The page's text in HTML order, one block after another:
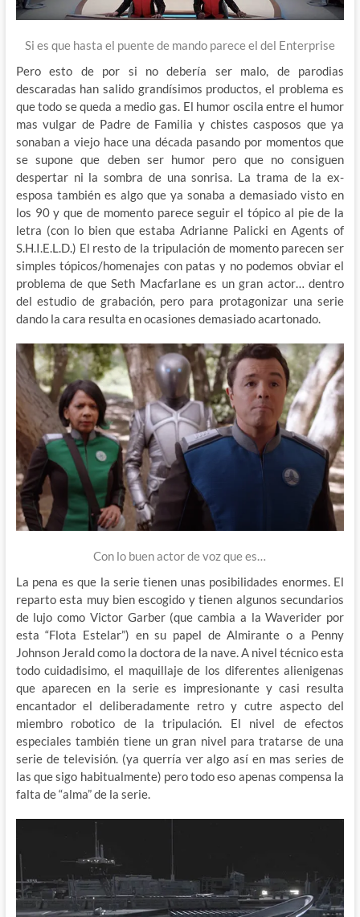
Si es que hasta el puente de mando parece el del Enterprise
Pero esto de por si no debería ser malo, de parodias
descaradas han salido grandísimos productos, el problema es
que todo se queda a medio gas. El humor oscila entre el humor
mas vulgar de Padre de Familia y chistes casposos que ya
sonaban a viejo hace una década pasando por momentos que
se supone que deben ser humor pero que no consiguen
despertar ni la sombra de una sonrisa. La trama de la ex-
esposa también es algo que ya sonaba a demasiado visto en
los 90 y que de momento parece seguir el tópico al pie de la
letra (con lo bien que estaba Adrianne Palicki en Agents of
S.H.I.E.L.D.) El resto de la tripulación de momento parecen ser
simples tópicos/homenajes con patas y no podemos obviar el
problema de que Seth Macfarlane es un gran actor… dentro
del estudio de grabación, pero para protagonizar una serie
dando la cara resulta en ocasiones demasiado acartonado.
Con lo buen actor de voz que es…
La pena es que la serie tienen unas posibilidades enormes. El
reparto esta muy bien escogido y tienen algunos secundarios
de lujo como Victor Garber (que cambia a la Waverider por
esta “Flota Estelar”) en su papel de Almirante o a Penny
Johnson Jerald como la doctora de la nave. A nivel técnico esta
todo cuidadisimo, el maquillaje de los diferentes alienigenas
que aparecen en la serie es impresionante y casi resulta
encantador el deliberadamente retro y cutre aspecto del
miembro robotico de la tripulación. El nivel de efectos
especiales también tiene un gran nivel para tratarse de una
serie de televisión. (ya querría ver algo así en mas series de
las que sigo habitualmente) pero todo eso apenas compensa la
falta de “alma” de la serie.